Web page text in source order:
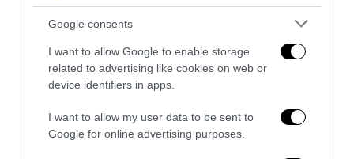
Google consents
I want to allow Google to enable storage
related to advertising like cookies on web or
device identifiers in apps.
I want to allow my user data to be sent to
Google for online advertising purposes.